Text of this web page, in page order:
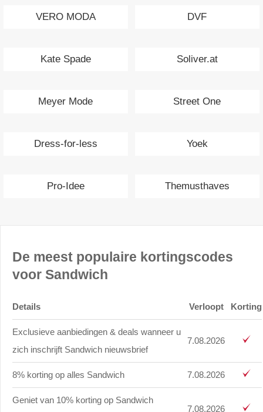
VERO MODA DVF
Kate Spade Soliver.at
Meyer Mode Street One
Dress-for-less Yoek
Pro-Idee Themusthaves
De meest populaire kortingscodes
voor Sandwich
Details Verloopt Korting
Exclusieve aanbiedingen & deals wanneer u
zich inschrijft Sandwich nieuwsbrief
7.08.2026
8% korting op alles Sandwich 7.08.2026
Geniet van 10% korting op Sandwich
7.08.2026